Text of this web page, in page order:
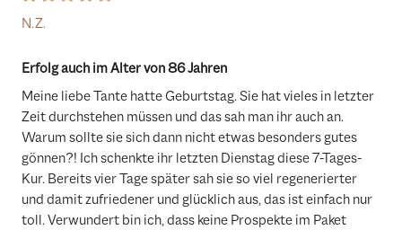
N.Z.
Erfolg auch im Alter von 86 Jahren
Meine liebe Tante hatte Geburtstag. Sie hat vieles in letzter
Zeit durchstehen müssen und das sah man ihr auch an.
Warum sollte sie sich dann nicht etwas besonders gutes
gönnen?! Ich schenkte ihr letzten Dienstag diese 7-Tages-
Kur. Bereits vier Tage später sah sie so viel regenerierter
und damit zufriedener und glücklich aus, das ist einfach nur
toll. Verwundert bin ich, dass keine Prospekte im Paket